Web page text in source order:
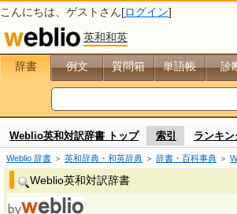
こんにちは、 ゲスト さん[ログイン]
英和和英
辞書 例文 質問箱 単語帳 診
Weblio英和対訳辞書 トップ 索引 ランキン
Weblio 辞書 ＞ 英和辞典・和英辞典 ＞ 辞書・百科事典 ＞
Weblio英和対訳辞書